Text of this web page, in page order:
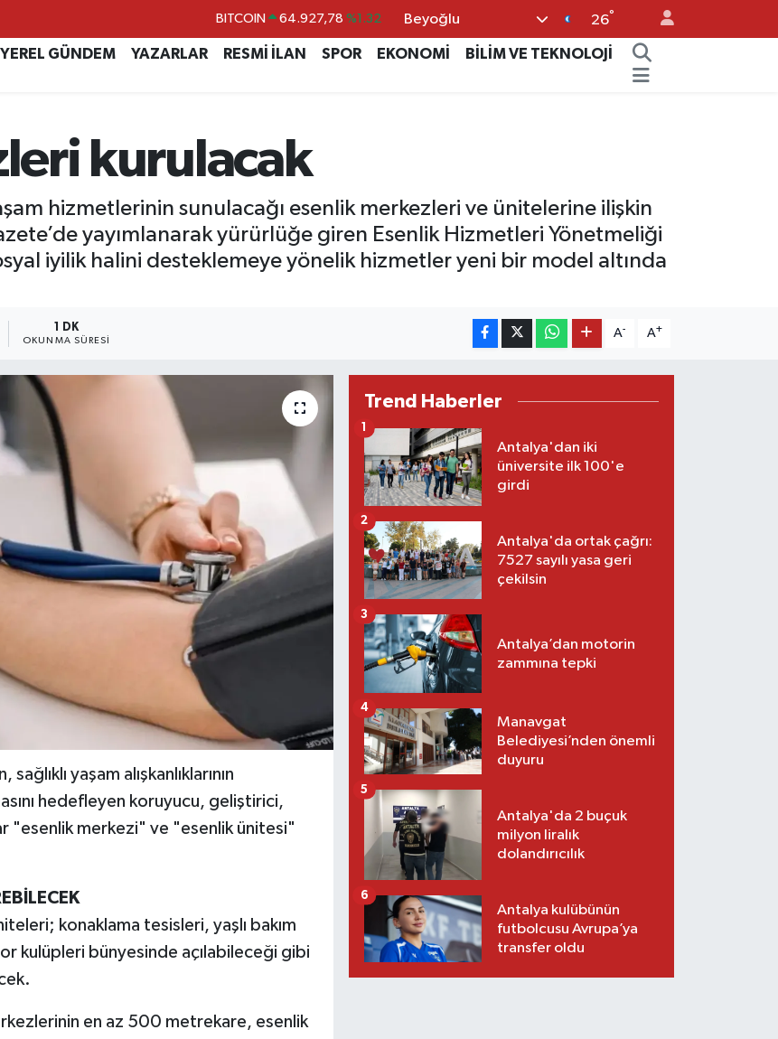
BITCOIN 64.927,78 %1.32
DOLAR 47,5894 %0.08
GRAM ALTIN 6527.85
BİST100
Beyoğlu 26°
YEREL GÜNDEM YAZARLAR RESMİ İLAN SPOR EKONOMİ
BİLİM VE TEKNOLOJİ
kurulacak
hizmetlerinin sunulacağı esenlik merkezleri ve ünitelerine ilişkin
yayımlanarak yürürlüğe giren Esenlik Hizmetleri Yönetmeliği
iyilik halini desteklemeye yönelik hizmetler yeni bir model altında
1 DK
OKUNMA SÜRESI
A- A+
yaşam alışkanlıklarının
hedefleyen koruyucu, geliştirici,
"esenlik merkezi" ve "esenlik ünitesi"
konaklama tesisleri, yaşlı bakım
kulüpleri bünyesinde açılabileceği gibi
en az 500 metrekare, esenlik
Trend Haberler
Antalya'dan iki
üniversite ilk 100'e
girdi
1
Antalya'da ortak çağrı:
7527 sayılı yasa geri
çekilsin
2
Antalya’dan motorin
zammına tepki
3
Manavgat
Belediyesi’nden önemli
duyuru
4
Antalya'da 2 buçuk
milyon liralık
dolandırıcılık
5
Antalya kulübünün
futbolcusu Avrupa’ya
transfer oldu
6